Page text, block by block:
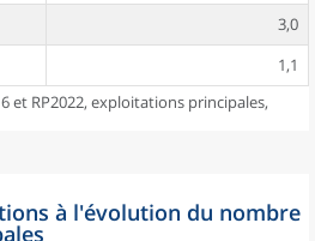
3,0
1,1
et RP2022, exploitations principales,
à l'évolution du nombre